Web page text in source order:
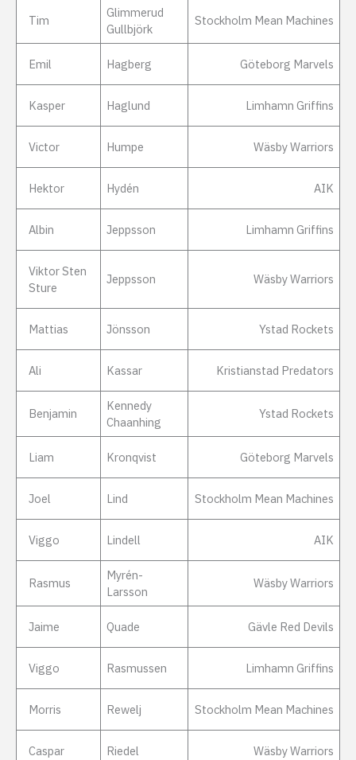
Tim
Glimmerud
Gullbjörk
Stockholm Mean Machines
Emil Hagberg Göteborg Marvels
Kasper Haglund Limhamn Griffins
Victor Humpe Wäsby Warriors
Hektor Hydén AIK
Albin Jeppsson Limhamn Griffins
Viktor Sten
Sture
Jeppsson Wäsby Warriors
Mattias Jönsson Ystad Rockets
Ali Kassar Kristianstad Predators
Benjamin
Kennedy
Chaanhing
Ystad Rockets
Liam Kronqvist Göteborg Marvels
Joel Lind Stockholm Mean Machines
Viggo Lindell AIK
Rasmus
Myrén-
Larsson
Wäsby Warriors
Jaime Quade Gävle Red Devils
Viggo Rasmussen Limhamn Griffins
Morris Rewelj Stockholm Mean Machines
Caspar Riedel Wäsby Warriors